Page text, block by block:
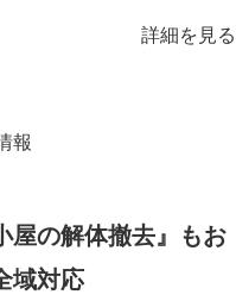
詳細を見る
報
屋の解体撤去』もお
域対応